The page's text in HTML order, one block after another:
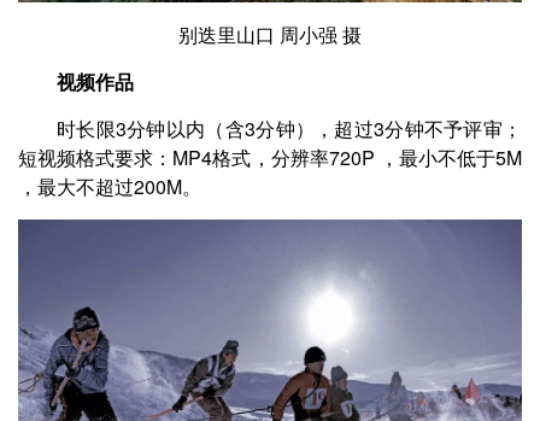
别迭里山口 周小强 摄
视频作品
时长限3分钟以内（含3分钟），超过3分钟不予评审；
短视频格式要求：MP4格式，分辨率720P ，最小不低于5M
，最大不超过200M。